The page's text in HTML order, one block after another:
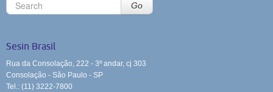
Go
Sesin Brasil
Rua da Consolação, 222 - 3º andar, cj 303
Consolação - São Paulo - SP
Tel.: (11) 3222-7800